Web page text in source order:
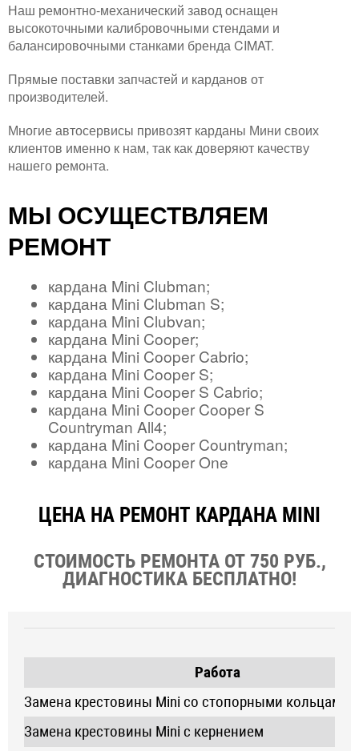
Наш ремонтно-механический завод оснащен
высокоточными калибровочными стендами и
балансировочными станками бренда CIMAT.
Прямые поставки запчастей и карданов от
производителей.
Многие автосервисы привозят карданы Мини своих
клиентов именно к нам, так как доверяют качеству
нашего ремонта.
МЫ ОСУЩЕСТВЛЯЕМ
РЕМОНТ
кардана Mini Clubman;
кардана Mini Clubman S;
кардана Mini Clubvan;
кардана Mini Cooper;
кардана Mini Cooper Cabrio;
кардана Mini Cooper S;
кардана Mini Cooper S Cabrio;
кардана Mini Cooper Cooper S
Countryman All4;
кардана Mini Cooper Countryman;
кардана Mini Cooper One
ЦЕНА НА РЕМОНТ КАРДАНА MINI
СТОИМОСТЬ РЕМОНТА ОТ 750 РУБ.,
ДИАГНОСТИКА БЕСПЛАТНО!
Работа
Замена крестовины Mini со стопорными кольцами
Замена крестовины Mini с кернением